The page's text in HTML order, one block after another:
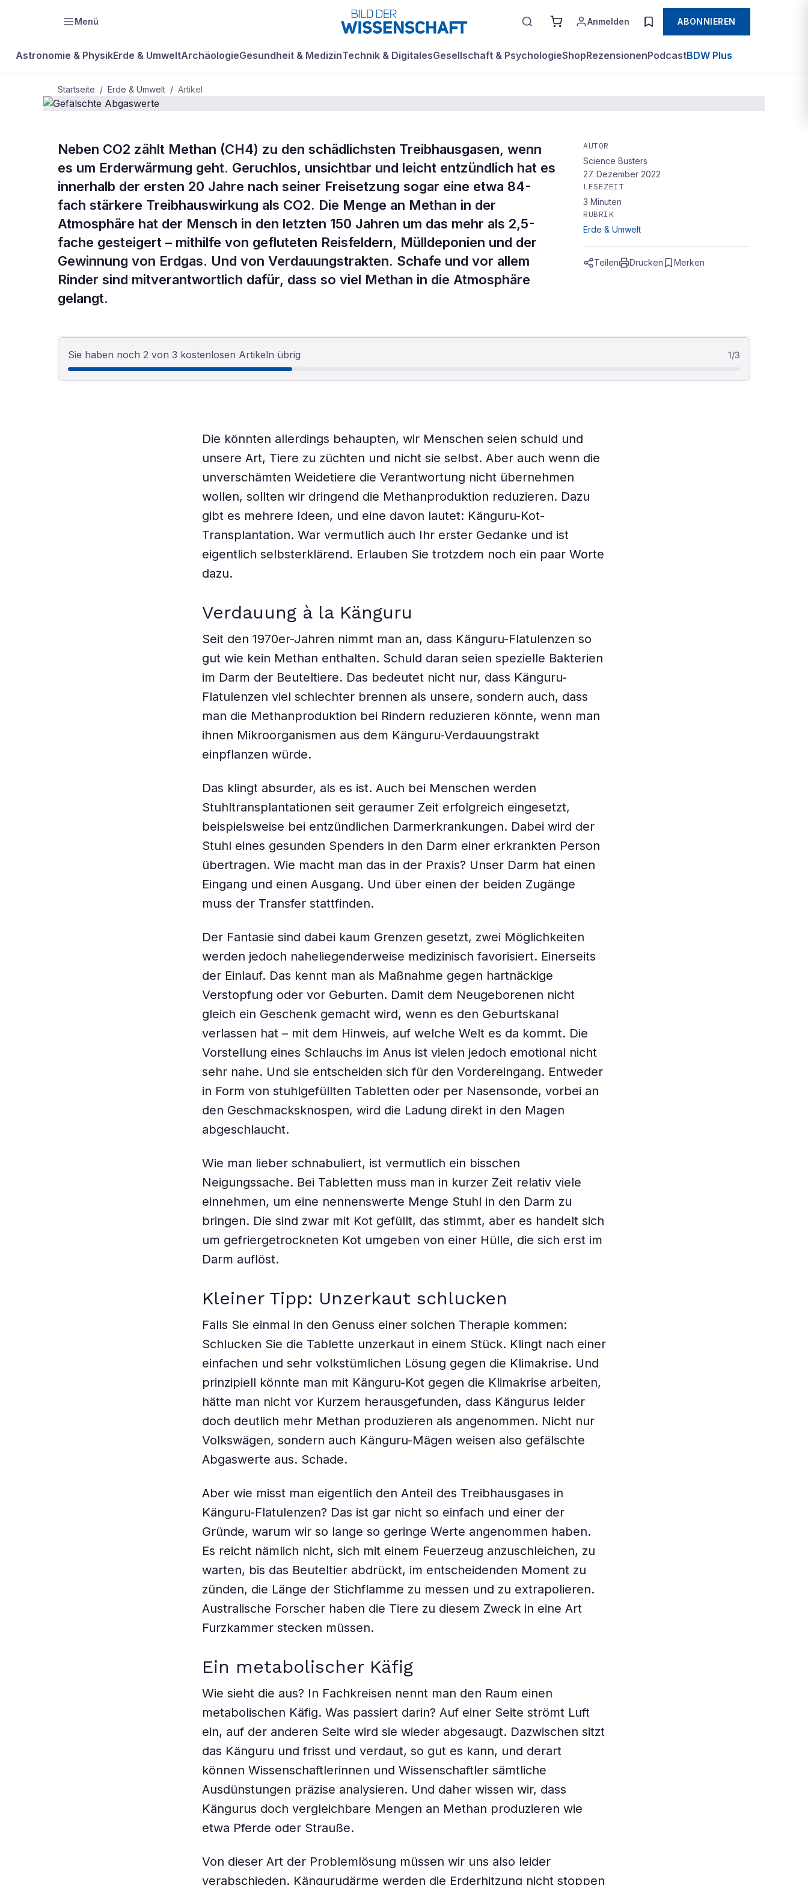
Menü Anmelden ABONNIEREN
Astronomie & PhysikErde & UmweltArchäologieGesundheit & MedizinTechnik & DigitalesGesellschaft & PsychologieShopRezensionenPodcastBDW Plus
Startseite / Erde & Umwelt / Artikel
BDW PlusERDE & UMWELT
Gefälschte
Abgaswerte
Neben CO2 zählt Methan (CH4) zu den schädlichsten Treibhausgasen, wenn
es um Erderwärmung geht. Geruchlos, unsichtbar und leicht entzündlich hat es
innerhalb der ersten 20 Jahre nach seiner Freisetzung sogar eine etwa 84-
fach stärkere Treibhauswirkung als CO2. Die Menge an Methan in der
Atmosphäre hat der Mensch in den letzten 150 Jahren um das mehr als 2,5-
fache gesteigert – mithilfe von gefluteten Reisfeldern, Mülldeponien und der
Gewinnung von Erdgas. Und von Verdauungstrakten. Schafe und vor allem
Rinder sind mitverantwortlich dafür, dass so viel Methan in die Atmosphäre
gelangt.
AUTOR
Science Busters
27. Dezember 2022
LESEZEIT
3 Minuten
RUBRIK
Erde & Umwelt
Teilen Drucken Merken
Sie haben noch 2 von 3 kostenlosen Artikeln übrig 1/3
Die könnten allerdings behaupten, wir Menschen seien schuld und
unsere Art, Tiere zu züchten und nicht sie selbst. Aber auch wenn die
unverschämten Weidetiere die Verantwortung nicht übernehmen
wollen, sollten wir dringend die Methanproduktion reduzieren. Dazu
gibt es mehrere Ideen, und eine davon lautet: Känguru-Kot-
Transplantation. War vermutlich auch Ihr erster Gedanke und ist
eigentlich selbsterklärend. Erlauben Sie trotzdem noch ein paar Worte
dazu.
Verdauung à la Känguru
Seit den 1970er-Jahren nimmt man an, dass Känguru-Flatulenzen so
gut wie kein Methan enthalten. Schuld daran seien spezielle Bakterien
im Darm der Beuteltiere. Das bedeutet nicht nur, dass Känguru-
Flatulenzen viel schlechter brennen als unsere, sondern auch, dass
man die Methanproduktion bei Rindern reduzieren könnte, wenn man
ihnen Mikroorganismen aus dem Känguru-Verdauungstrakt
einpflanzen würde.
Das klingt absurder, als es ist. Auch bei Menschen werden
Stuhltransplantationen seit geraumer Zeit erfolgreich eingesetzt,
beispielsweise bei entzündlichen Darmerkrankungen. Dabei wird der
Stuhl eines gesunden Spenders in den Darm einer erkrankten Person
übertragen. Wie macht man das in der Praxis? Unser Darm hat einen
Eingang und einen Ausgang. Und über einen der beiden Zugänge
muss der Transfer stattfinden.
Der Fantasie sind dabei kaum Grenzen gesetzt, zwei Möglichkeiten
werden jedoch naheliegenderweise medizinisch favorisiert. Einerseits
der Einlauf. Das kennt man als Maßnahme gegen hartnäckige
Verstopfung oder vor Geburten. Damit dem Neugeborenen nicht
gleich ein Geschenk gemacht wird, wenn es den Geburtskanal
verlassen hat – mit dem Hinweis, auf welche Welt es da kommt. Die
Vorstellung eines Schlauchs im Anus ist vielen jedoch emotional nicht
sehr nahe. Und sie entscheiden sich für den Vordereingang. Entweder
in Form von stuhlgefüllten Tabletten oder per Nasensonde, vorbei an
den Geschmacksknospen, wird die Ladung direkt in den Magen
abgeschlaucht.
Wie man lieber schnabuliert, ist vermutlich ein bisschen
Neigungssache. Bei Tabletten muss man in kurzer Zeit relativ viele
einnehmen, um eine nennenswerte Menge Stuhl in den Darm zu
bringen. Die sind zwar mit Kot gefüllt, das stimmt, aber es handelt sich
um gefriergetrockneten Kot umgeben von einer Hülle, die sich erst im
Darm auflöst.
Kleiner Tipp: Unzerkaut schlucken
Falls Sie einmal in den Genuss einer solchen Therapie kommen:
Schlucken Sie die Tablette unzerkaut in einem Stück. Klingt nach einer
einfachen und sehr volkstümlichen Lösung gegen die Klimakrise. Und
prinzipiell könnte man mit Känguru-Kot gegen die Klimakrise arbeiten,
hätte man nicht vor Kurzem herausgefunden, dass Kängurus leider
doch deutlich mehr Methan produzieren als angenommen. Nicht nur
Volkswägen, sondern auch Känguru-Mägen weisen also gefälschte
Abgaswerte aus. Schade.
Aber wie misst man eigentlich den Anteil des Treibhausgases in
Känguru-Flatulenzen? Das ist gar nicht so einfach und einer der
Gründe, warum wir so lange so geringe Werte angenommen haben.
Es reicht nämlich nicht, sich mit einem Feuerzeug anzuschleichen, zu
warten, bis das Beuteltier abdrückt, im entscheidenden Moment zu
zünden, die Länge der Stichflamme zu messen und zu extrapolieren.
Australische Forscher haben die Tiere zu diesem Zweck in eine Art
Furzkammer stecken müssen.
Ein metabolischer Käfig
Wie sieht die aus? In Fachkreisen nennt man den Raum einen
metabolischen Käfig. Was passiert darin? Auf einer Seite strömt Luft
ein, auf der anderen Seite wird sie wieder abgesaugt. Dazwischen sitzt
das Känguru und frisst und verdaut, so gut es kann, und derart
können Wissenschaftlerinnen und Wissenschaftler sämtliche
Ausdünstungen präzise analysieren. Und daher wissen wir, dass
Kängurus doch vergleichbare Mengen an Methan produzieren wie
etwa Pferde oder Strauße.
Von dieser Art der Problemlösung müssen wir uns also leider
verabschieden. Kängurudärme werden die Erderhitzung nicht stoppen